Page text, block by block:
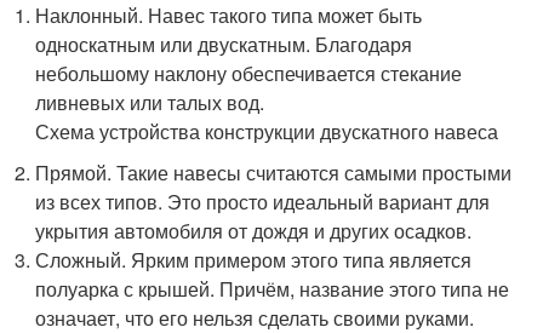
Наклонный. Навес такого типа может быть
односкатным или двускатным. Благодаря
небольшому наклону обеспечивается стекание
ливневых или талых вод.
Схема устройства конструкции двускатного навеса
Прямой. Такие навесы считаются самыми простыми
из всех типов. Это просто идеальный вариант для
укрытия автомобиля от дождя и других осадков.
Сложный. Ярким примером этого типа является
полуарка с крышей. Причём, название этого типа не
означает, что его нельзя сделать своими руками.